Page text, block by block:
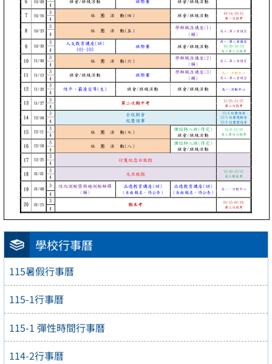
學校行事曆
115暑假行事曆
115-1行事曆
115-1 彈性時間行事曆
114-2行事曆